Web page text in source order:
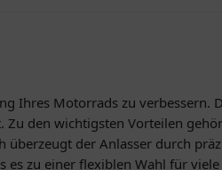
Ihres Motorrads zu verbessern.
den wichtigsten Vorteilen
der Anlasser durch
zu einer flexiblen Wahl für